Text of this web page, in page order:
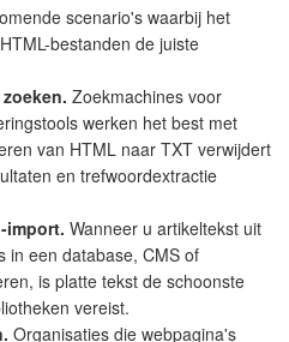
scenario's waarbij het
bestanden de juiste
Zoekmachines voor
werken het best met
van HTML naar TXT verwijdert
en trefwoordextractie
import. Wanneer u artikeltekst uit
in een database, CMS of
is platte tekst de schoonste
vereist.
Organisaties die webpagina's